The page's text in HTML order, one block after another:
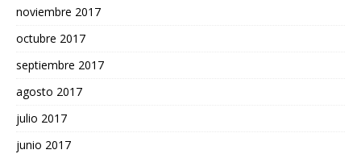
noviembre 2017
octubre 2017
septiembre 2017
agosto 2017
julio 2017
junio 2017